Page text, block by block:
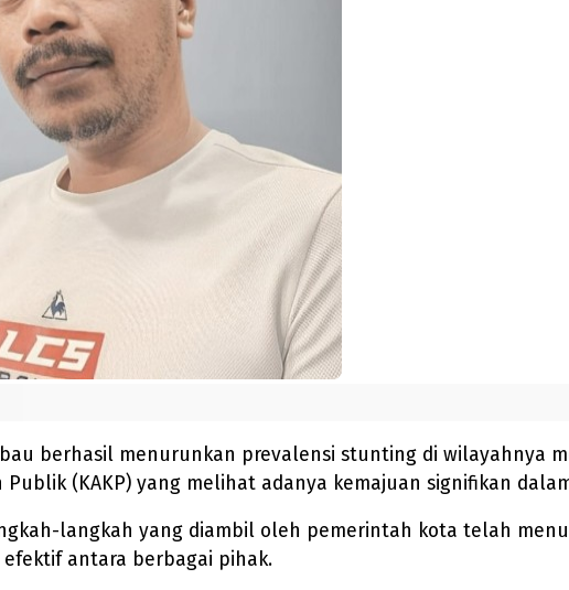
berhasil menurunkan prevalensi stunting di wilayahnya
(KAKP) yang melihat adanya kemajuan signifikan
langkah yang diambil oleh pemerintah kota telah
efektif antara berbagai pihak.